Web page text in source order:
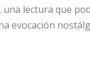
una lectura que
evocación